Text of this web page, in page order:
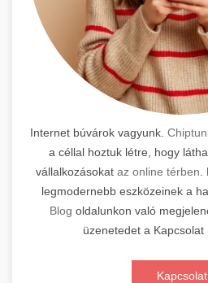
Internet búvárok vagyunk.
a céllal hoztuk létre, hogy
vállalkozásokat az online térben
legmodernebb eszközeinek a
Blog oldalunkon való
üzenetedet a Kapcsolat
Kapcsolat